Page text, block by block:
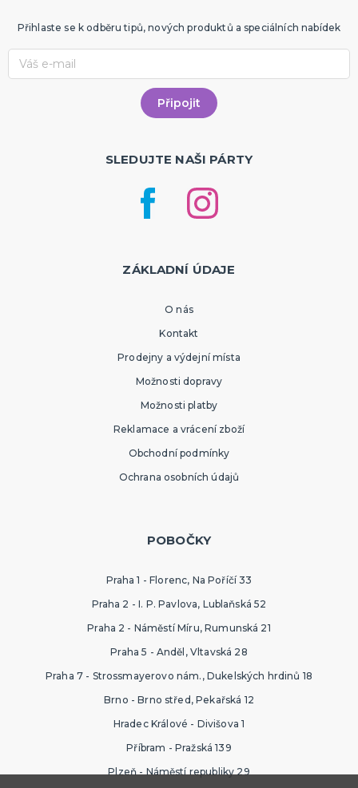
Přihlaste se k odběru tipů, nových produktů a speciálních nabídek
SLEDUJTE NAŠI PÁRTY
ZÁKLADNÍ ÚDAJE
O nás
Kontakt
Prodejny a výdejní místa
Možnosti dopravy
Možnosti platby
Reklamace a vrácení zboží
Obchodní podmínky
Ochrana osobních údajů
POBOČKY
Praha 1 - Florenc, Na Poříčí 33
Praha 2 - I. P. Pavlova, Lublaňská 52
Praha 2 - Náměstí Míru, Rumunská 21
Praha 5 - Anděl, Vltavská 28
Praha 7 - Strossmayerovo nám., Dukelských hrdinů 18
Brno - Brno střed, Pekařská 12
Hradec Králové - Divišova 1
Příbram - Pražská 139
Plzeň - Náměstí republiky 29